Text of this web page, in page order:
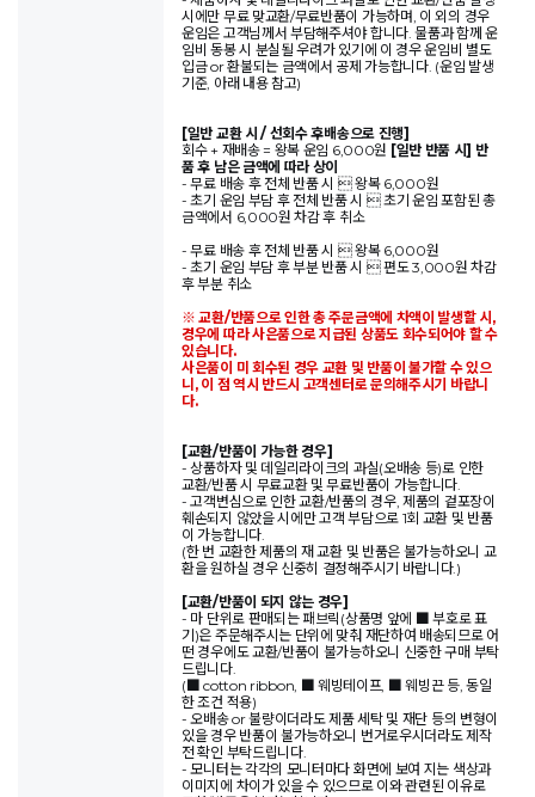
시에만 무료 맞교환/무료반품이 가능하며, 이 외의 경우
운임은 고객님께서 부담해주셔야 합니다. 물품과 함께 운
임비 동봉 시 분실될 우려가 있기에 이 경우 운임비 별도
입금 or 환불되는 금액에서 공제 가능합니다. (운임 발생
기준, 아래 내용 참고)
[일반 교환 시 / 선회수 후배송으로 진행]
회수 + 재배송 = 왕복 운임 6,000원 [일반 반품 시] 반
품 후 남은 금액에 따라 상이
- 무료 배송 후 전체 반품 시  왕복 6,000원
- 초기 운임 부담 후 전체 반품 시  초기 운임 포함된 총
금액에서 6,000원 차감 후 취소
- 무료 배송 후 전체 반품 시  왕복 6,000원
- 초기 운임 부담 후 부분 반품 시  편도 3,000원 차감
후 부분 취소
※ 교환/반품으로 인한 총 주문금액에 차액이 발생할 시,
경우에 따라 사은품으로 지급된 상품도 회수되어야 할 수
있습니다.
사은품이 미 회수된 경우 교환 및 반품이 불가할 수 있으
니, 이 점 역시 반드시 고객센터로 문의해주시기 바랍니
다.
[교환/반품이 가능한 경우]
- 상품하자 및 데일리라이크의 과실(오배송 등)로 인한
교환/반품 시 무료교환 및 무료반품이 가능합니다.
- 고객변심으로 인한 교환/반품의 경우, 제품의 겉포장이
훼손되지 않았을 시에만 고객 부담으로 1회 교환 및 반품
이 가능합니다.
(한 번 교환한 제품의 재 교환 및 반품은 불가능하오니 교
환을 원하실 경우 신중히 결정해주시기 바랍니다.)
[교환/반품이 되지 않는 경우]
- 마 단위로 판매되는 패브릭(상품명 앞에 ■ 부호로 표
기)은 주문해주시는 단위에 맞춰 재단하여 배송되므로 어
떤 경우에도 교환/반품이 불가능하오니 신중한 구매 부탁
드립니다.
(■ cotton ribbon, ■ 웨빙테이프, ■ 웨빙끈 등, 동일
한 조건 적용)
- 오배송 or 불량이더라도 제품 세탁 및 재단 등의 변형이
있을 경우 반품이 불가능하오니 번거로우시더라도 제작
전 확인 부탁드립니다.
- 모니터는 각각의 모니터마다 화면에 보여 지는 색상과
이미지에 차이가 있을 수 있으므로 이와 관련된 이유로